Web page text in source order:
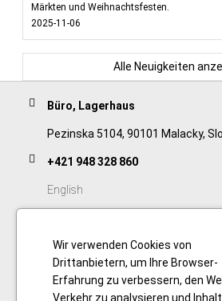
Märkten und Weihnachtsfesten.
2025-11-06
Alle Neuigkeiten
Büro, Lagerhaus
Pezinska 5104, 90101 Malacky,
+421 948 328 860
English
Slovak/Czech
Verbindungen
Wir verwenden Cookies von
Drittanbietern, um Ihre Browser-
Erfahrung zu verbessern, den
Verkehr zu analysieren und